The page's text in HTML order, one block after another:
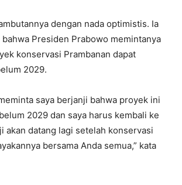
dengan nada optimistis. Ia
Presiden Prabowo memintanya
konservasi Prambanan dapat
2029.
saya berjanji bahwa proyek ini
2029 dan saya harus kembali ke
akan datang lagi setelah konservasi
bersama Anda semua,” kata